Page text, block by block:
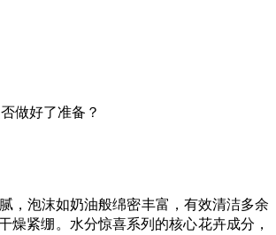
做好了准备？
泡沫如奶油般绵密丰富，有效清洁多余
紧绷。水分惊喜系列的核心花卉成分，